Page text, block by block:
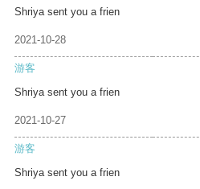
Shriya sent you a frien
2021-10-28
游客
Shriya sent you a frien
2021-10-27
游客
Shriya sent you a frien